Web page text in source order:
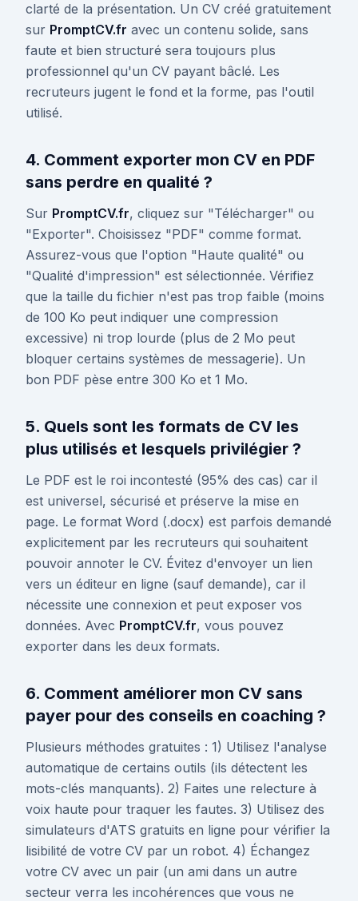
clarté de la présentation. Un CV créé gratuitement
sur PromptCV.fr avec un contenu solide, sans
faute et bien structuré sera toujours plus
professionnel qu'un CV payant bâclé. Les
recruteurs jugent le fond et la forme, pas l'outil
utilisé.
4. Comment exporter mon CV en PDF
sans perdre en qualité ?
Sur PromptCV.fr, cliquez sur "Télécharger" ou
"Exporter". Choisissez "PDF" comme format.
Assurez-vous que l'option "Haute qualité" ou
"Qualité d'impression" est sélectionnée. Vérifiez
que la taille du fichier n'est pas trop faible (moins
de 100 Ko peut indiquer une compression
excessive) ni trop lourde (plus de 2 Mo peut
bloquer certains systèmes de messagerie). Un
bon PDF pèse entre 300 Ko et 1 Mo.
5. Quels sont les formats de CV les
plus utilisés et lesquels privilégier ?
Le PDF est le roi incontesté (95% des cas) car il
est universel, sécurisé et préserve la mise en
page. Le format Word (.docx) est parfois demandé
explicitement par les recruteurs qui souhaitent
pouvoir annoter le CV. Évitez d'envoyer un lien
vers un éditeur en ligne (sauf demande), car il
nécessite une connexion et peut exposer vos
données. Avec PromptCV.fr, vous pouvez
exporter dans les deux formats.
6. Comment améliorer mon CV sans
payer pour des conseils en coaching ?
Plusieurs méthodes gratuites : 1) Utilisez l'analyse
automatique de certains outils (ils détectent les
mots-clés manquants). 2) Faites une relecture à
voix haute pour traquer les fautes. 3) Utilisez des
simulateurs d'ATS gratuits en ligne pour vérifier la
lisibilité de votre CV par un robot. 4) Échangez
votre CV avec un pair (un ami dans un autre
secteur verra les incohérences que vous ne